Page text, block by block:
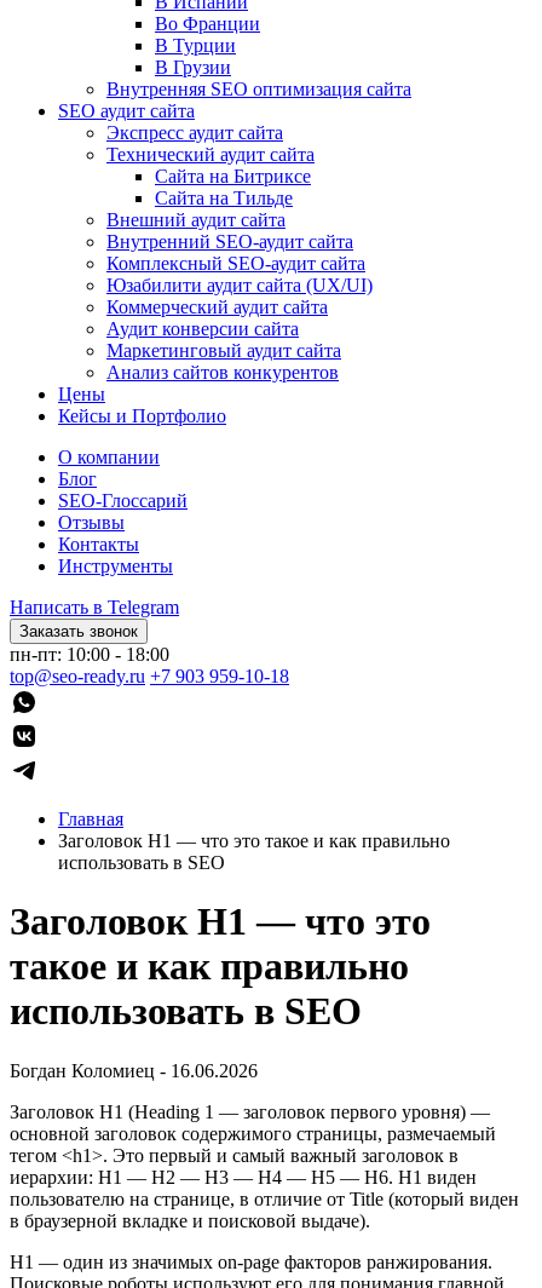
Во Франции
В Турции
В Грузии
Внутренняя SEO оптимизация сайта
SEO аудит сайта
Экспресс аудит сайта
Технический аудит сайта
Сайта на Битриксе
Сайта на Тильде
Внешний аудит сайта
Внутренний SEO-аудит сайта
Комплексный SEO-аудит сайта
Юзабилити аудит сайта (UX/UI)
Коммерческий аудит сайта
Аудит конверсии сайта
Маркетинговый аудит сайта
Анализ сайтов конкурентов
Цены
Кейсы и Портфолио
О компании
Блог
SEO-Глоссарий
Отзывы
Контакты
Инструменты
Написать в Telegram
Заказать звонок
пн-пт: 10:00 - 18:00
top@seo-ready.ru +7 903 959-10-18
Главная
Заголовок H1 — что это такое и как правильно
использовать в SEO
Заголовок H1 — что это
такое и как правильно
использовать в SEO
Богдан Коломиец - 16.06.2026
Заголовок H1 (Heading 1 — заголовок первого уровня) —
основной заголовок содержимого страницы, размечаемый
тегом <h1>. Это первый и самый важный заголовок в
иерархии: H1 — H2 — H3 — H4 — H5 — H6. H1 виден
пользователю на странице, в отличие от Title (который виден
в браузерной вкладке и поисковой выдаче).
H1 — один из значимых on-page факторов ранжирования.
Поисковые роботы используют его для понимания главной